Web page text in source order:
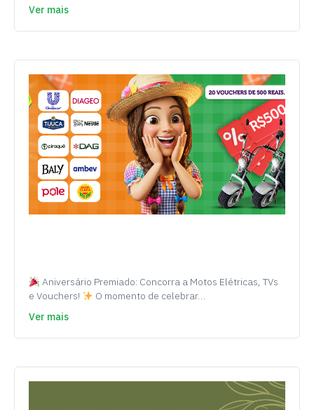
Ver mais
Aniversário Premiado: Concorra a Motos Elétricas, TVs
e Vouchers!
O momento de celebrar…
Ver mais